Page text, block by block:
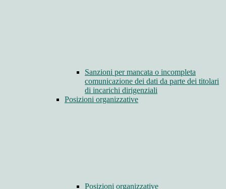
Sanzioni per mancata o incompleta
comunicazione dei dati da parte dei titolari
di incarichi dirigenziali
Posizioni organizzative
Posizioni organizzative